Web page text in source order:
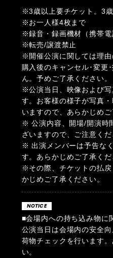
※3歳以上要チケット。3
※お一人様4枚まで
※録音・録画機材（携帯電
※転売/譲渡禁止
※開催公演に関しては理由
購入後のキャンセル･変更
ん。予めご了承ください。
※公演当日、映像および写
す。お客様の様子が写真
いますので、あらかじめご
※ 公演内容、開場/開演時
ざいますので、ご注意くだ
※ 出演メンバーは予告な
す。あらかじめご了承くだ
※その際、チケットの払
かじめご了承ください。
NOTICE
■会場内への持ち込み物に
公演当日は会場内の安全
荷物チェックを行います
い。